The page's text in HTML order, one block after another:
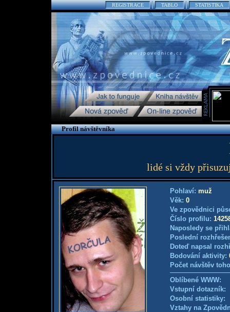
REGISTRACE TABLO STATISTIKA
Profil návštěvníka
lidé si vždy
Pohlaví: muž
Věk: 0
Ve zpovědnici
Číslo profilu:
Naposledy se
Poslední
Doteď napsal
Bodování aktivity:
Počet návštěv
Oblíbené WWW:
Vstupní
Osobní
Vztahy na